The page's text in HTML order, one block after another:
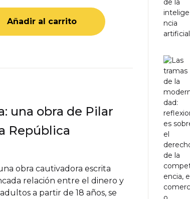
cantidad
Añadir al carrito
una obra de Pilar
República
obra cautivadora escrita
relación entre el dinero y
a partir de 18 años, se